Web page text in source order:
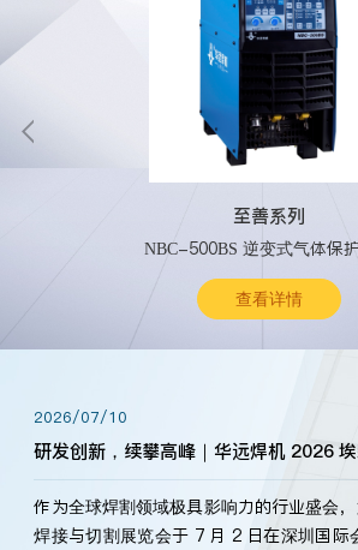
至善系列
NBC-500BS 逆变式气体保
查看详情

2026/07/10
研发创新，续攀高峰｜华远焊机 2026 埃
作为全球焊割领域极具影响力的行业盛会
焊接与切割展览会于 7 月 2 日在深圳国际